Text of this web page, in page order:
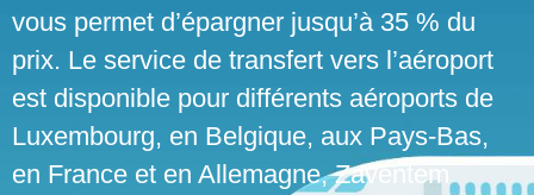
vous permet d’épargner jusqu’à 35 % du
prix. Le service de transfert vers l’aéroport
est disponible pour différents aéroports de
Luxembourg, en Belgique, aux Pays-Bas,
en France et en Allemagne, Zaventem